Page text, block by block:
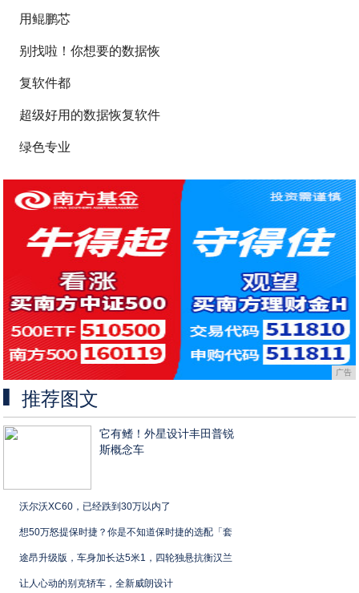
用鲲鹏芯
别找啦！你想要的数据恢
复软件都
超级好用的数据恢复软件
绿色专业
广告
推荐图文
它有鳍！外星设计丰田普锐
斯概念车
沃尔沃XC60，已经跌到30万以内了
想50万怒提保时捷？你是不知道保时捷的选配「套
途昂升级版，车身加长达5米1，四轮独悬抗衡汉兰
让人心动的别克轿车，全新威朗设计